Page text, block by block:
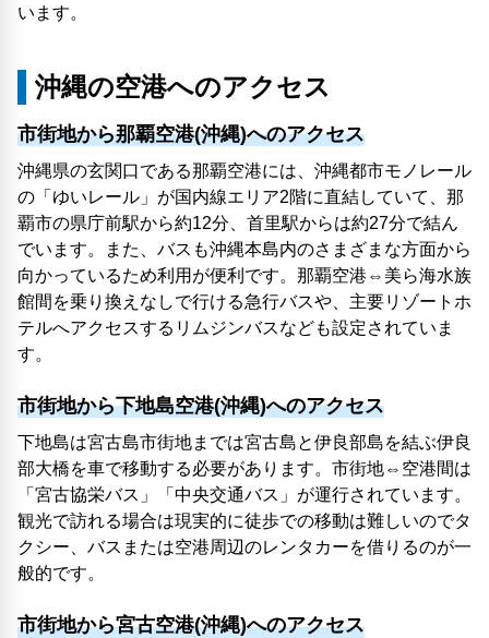
います。
沖縄の空港へのアクセス
市街地から那覇空港(沖縄)へのアクセス
沖縄県の玄関口である那覇空港には、沖縄都市モノレール
の「ゆいレール」が国内線エリア2階に直結していて、那
覇市の県庁前駅から約12分、首里駅からは約27分で結ん
でいます。また、バスも沖縄本島内のさまざまな方面から
向かっているため利用が便利です。那覇空港⇔美ら海水族
館間を乗り換えなしで行ける急行バスや、主要リゾートホ
テルへアクセスするリムジンバスなども設定されていま
す。
市街地から下地島空港(沖縄)へのアクセス
下地島は宮古島市街地までは宮古島と伊良部島を結ぶ伊良
部大橋を車で移動する必要があります。市街地⇔空港間は
「宮古協栄バス」「中央交通バス」が運行されています。
観光で訪れる場合は現実的に徒歩での移動は難しいのでタ
クシー、バスまたは空港周辺のレンタカーを借りるのが一
般的です。
市街地から宮古空港(沖縄)へのアクセス